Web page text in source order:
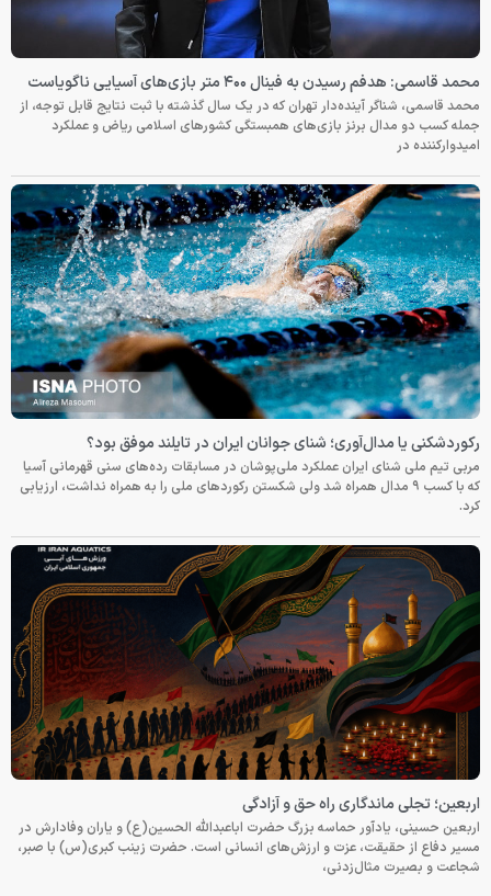
محمد قاسمی: هدفم رسیدن به فینال ۴۰۰ متر بازی‌های آسیایی ناگویاست
محمد قاسمی، شناگر آینده‌دار تهران که در یک سال گذشته با ثبت نتایج قابل توجه، از
جمله کسب دو مدال برنز بازی‌های همبستگی کشورهای اسلامی ریاض و عملکرد
امیدوارکننده در
رکوردشکنی یا مدال‌آوری؛ شنای جوانان ایران در تایلند موفق بود؟
مربی تیم ملی شنای ایران عملکرد ملی‌پوشان در مسابقات رده‌های سنی قهرمانی آسیا
که با کسب ۹ مدال همراه شد ولی شکستن رکوردهای ملی را به همراه نداشت، ارزیابی
کرد.
اربعین؛ تجلی ماندگاری راه حق و آزادگی
اربعین حسینی، یادآور حماسه بزرگ حضرت اباعبدالله الحسین(ع) و یاران وفادارش در
مسیر دفاع از حقیقت، عزت و ارزش‌های انسانی است. حضرت زینب کبری(س) با صبر،
شجاعت و بصیرت مثال‌زدنی،